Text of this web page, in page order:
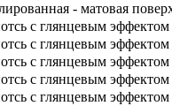
- матовая
с глянцевым эффектом
с глянцевым эффектом
с глянцевым эффектом
с глянцевым эффектом
с глянцевым эффектом